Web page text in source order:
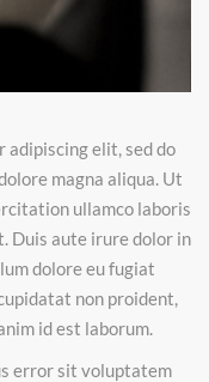
adipiscing elit, sed do
magna aliqua. Ut
ullamco laboris
Duis aute irure dolor in
dolore eu fugiat
non proident,
id est laborum.
error sit voluptatem